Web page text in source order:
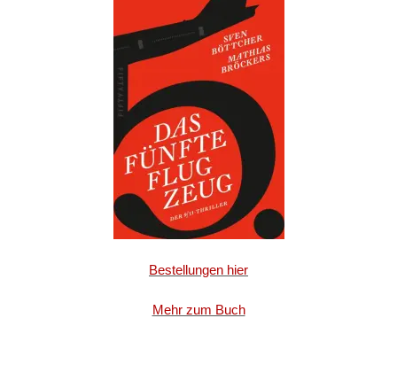
Bestellungen hier
Mehr zum Buch